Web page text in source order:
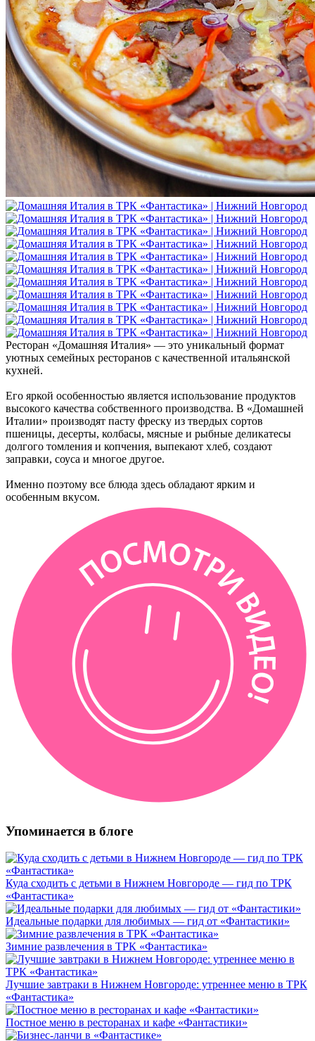
Ресторан «Домашняя Италия» — это уникальный формат
уютных семейных ресторанов с качественной итальянской
кухней.
Его яркой особенностью является использование продуктов
высокого качества собственного производства. В «Домашней
Италии» производят пасту фреску из твердых сортов
пшеницы, десерты, колбасы, мясные и рыбные деликатесы
долгого томления и копчения, выпекают хлеб, создают
заправки, соуса и многое другое.
Именно поэтому все блюда здесь обладают ярким и
особенным вкусом.
Упоминается в блоге
Куда сходить с детьми в Нижнем Новгороде — гид по ТРК
«Фантастика»
Идеальные подарки для любимых — гид от «Фантастики»
Зимние развлечения в ТРК «Фантастика»
Лучшие завтраки в Нижнем Новгороде: утреннее меню в ТРК
«Фантастика»
Постное меню в ресторанах и кафе «Фантастики»